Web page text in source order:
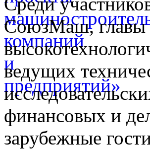
СоюзМаш, главы
ведущих
финансовых и
зарубежные